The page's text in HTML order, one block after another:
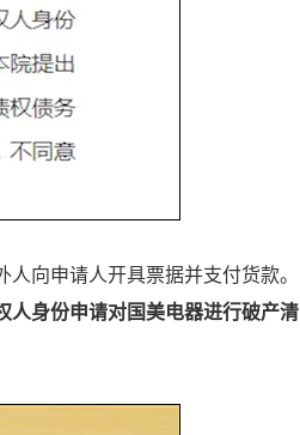
向申请人开具票据并支付货款。
人身份申请对国美电器进行破产清